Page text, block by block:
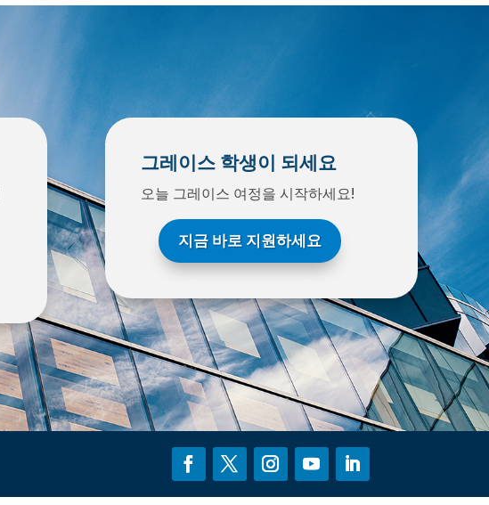
그레이스 학생이 되세요
오늘 그레이스 여정을 시작하세요!
지금 바로 지원하세요